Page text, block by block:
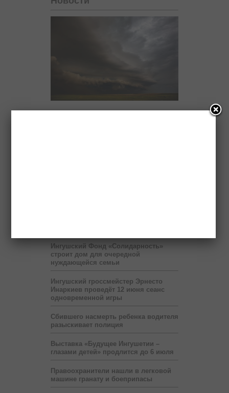
Ингушский Фонд «Солидарность»
строит дом для очередной
нуждающейся семьи
Ингушский гроссмейстер Эрнесто
Инаркиев проведёт 12 июня сеанс
одновременной игры
Сбившего насмерть ребенка водителя
разыскивает полиция
Выставка «Будущее Ингушетии –
глазами детей» продлится до 6 июля
Правоохранители нашли в легковой
машине гранату и боеприпасы